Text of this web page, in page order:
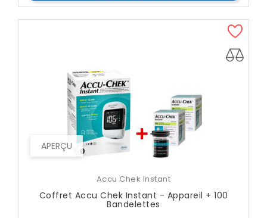
APERÇU
Accu Chek Instant
Coffret Accu Chek Instant - Appareil + 100
Bandelettes